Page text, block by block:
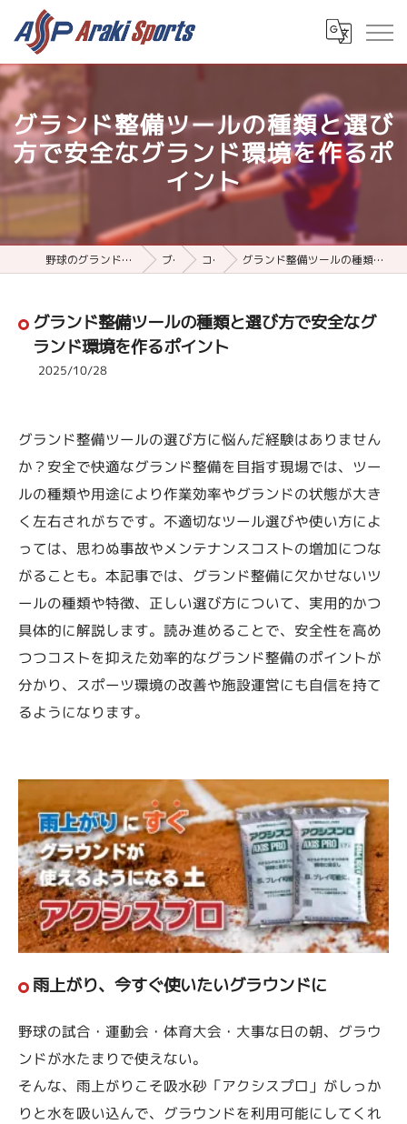
グランド整備ツールの種類と選び
方で安全なグランド環境を作るポ
イント
野球のグランド整備用品ならアラキスポーツ ブログ コラム グランド整備ツールの種類と選び方で安全なグランド環境を作るポイント
グランド整備ツールの種類と選び方で安全なグ
ランド環境を作るポイント
2025/10/28
グランド整備ツールの選び方に悩んだ経験はありません
か？安全で快適なグランド整備を目指す現場では、ツー
ルの種類や用途により作業効率やグランドの状態が大き
く左右されがちです。不適切なツール選びや使い方によ
っては、思わぬ事故やメンテナンスコストの増加につな
がることも。本記事では、グランド整備に欠かせないツ
ールの種類や特徴、正しい選び方について、実用的かつ
具体的に解説します。読み進めることで、安全性を高め
つつコストを抑えた効率的なグランド整備のポイントが
分かり、スポーツ環境の改善や施設運営にも自信を持て
るようになります。
雨上がり、今すぐ使いたいグラウンドに
野球の試合・運動会・体育大会・大事な日の朝、グラウ
ンドが水たまりで使えない。
そんな、雨上がりこそ吸水砂「アクシスプロ」がしっか
りと水を吸い込んで、グラウンドを利用可能にしてくれ